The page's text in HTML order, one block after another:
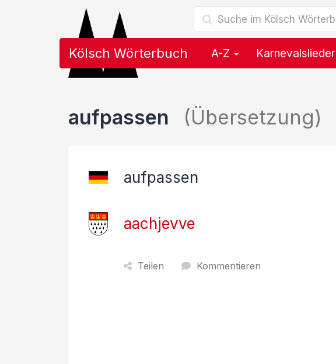
Kölsch Wörterbuch A-Z Karnevalslieder
aufpassen (Übersetzung)
aufpassen
aachjevve
Teilen Kommentieren